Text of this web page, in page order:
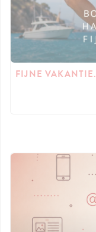
FIJNE VAKANTIE.